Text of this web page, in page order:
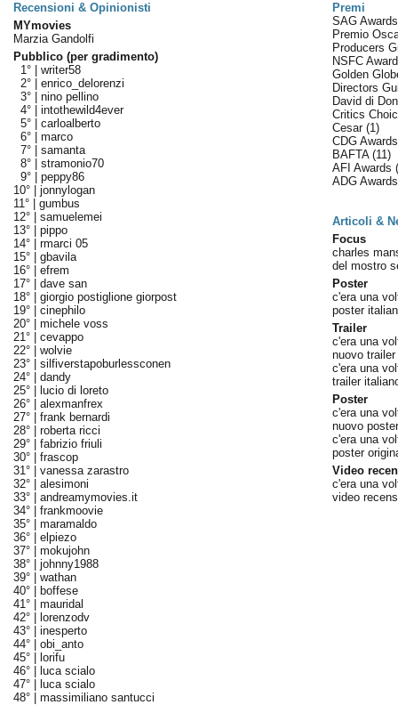
Recensioni & Opinionisti
Premi
MYmovies
Marzia Gandolfi
Pubblico (per gradimento)
1° | writer58
2° | enrico_delorenzi
3° | nino pellino
4° | intothewild4ever
5° | carloalberto
6° | marco
7° | samanta
8° | stramonio70
9° | peppy86
10° | jonnylogan
11° | gumbus
12° | samuelemei
13° | pippo
14° | rmarci 05
15° | gbavila
16° | efrem
17° | dave san
18° | giorgio postiglione giorpost
19° | cinephilo
20° | michele voss
21° | cevappo
22° | wolvie
23° | silfiverstapoburlessconen
24° | dandy
25° |
lucio di loreto
26° | alexmanfrex
27° | frank bernardi
28° | roberta ricci
29° | fabrizio friuli
30° | frascop
31° | vanessa zarastro
32° | alesimoni
33° | andreamymovies.it
34° | frankmoovie
35° | maramaldo
36° | elpiezo
37° | mokujohn
38° | johnny1988
39° | wathan
40° |
boffese
41° | mauridal
42° |
lorenzodv
43° | inesperto
44° | obi_anto
45° |
lorifu
46° |
luca scialo
47° |
luca scialo
48° | massimiliano santucci
SAG
Premio
Producers
NSFC
Golden
Directors
David di
Critics
Cesar (1)
CDG
BAFTA (11)
AFI Awards
ADG
Articoli &
Focus
charles
del mostro
Poster
c'era una
poster
Trailer
c'era una
nuovo
c'era una
trailer
Poster
c'era una
nuovo
c'era una
poster
Video
c'era una
video